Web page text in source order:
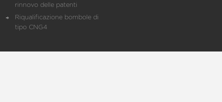
rinnovo delle patenti
Riqualificazione bombole di
tipo CNG4